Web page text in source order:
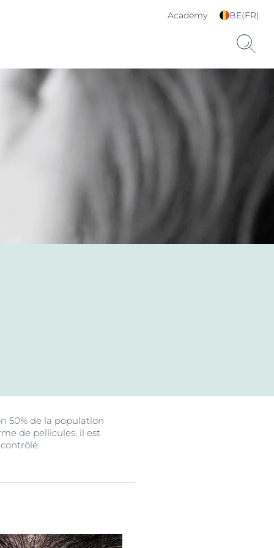
BE(FR)
Choisissez votre langue
& pays
Academy
50% de la population
de pellicules, il est